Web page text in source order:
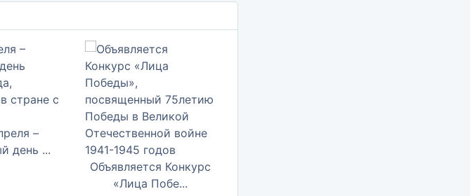
–
день ...
Объявляется Конкурс
«Лица Побе...